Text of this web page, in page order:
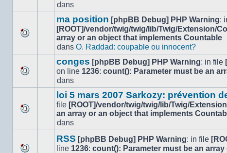
nouveau
message
dans
nouveau
message
ma position [phpBB Debug] PHP Warning:
[ROOT]/vendor/twig/twig/lib/Twig/Extension/
array or an object that implements Countable
dans O. Raddad: coupable ou innocent?
nouveau
message
ce
conges [phpBB Debug] PHP Warning: in file
on line 1236: count(): Parameter must be an
dans
nouveau
message
loi 5 mars 2007 Sarkozy: prévention
file [ROOT]/vendor/twig/twig/lib/Twig/
an array or an object that implements
dans
RSS [phpBB Debug] PHP Warning: in file
line 1236: count(): Parameter must be an